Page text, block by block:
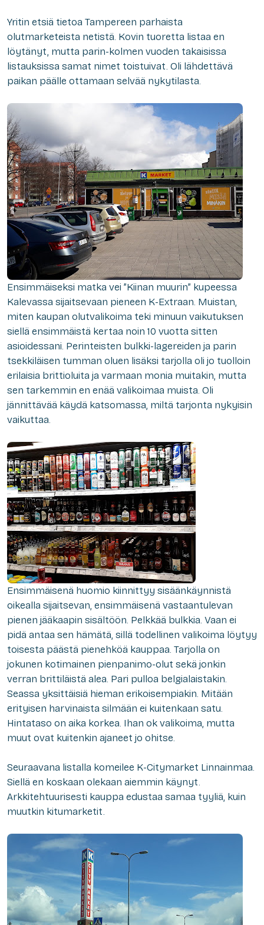
Yritin etsiä tietoa Tampereen parhaista
olutmarketeista netistä. Kovin tuoretta listaa en
löytänyt, mutta parin-kolmen vuoden takaisissa
listauksissa samat nimet toistuivat. Oli lähdettävä
paikan päälle ottamaan selvää nykytilasta.
Ensimmäiseksi matka vei ”Kiinan muurin” kupeessa
Kalevassa sijaitsevaan pieneen K-Extraan. Muistan,
miten kaupan olutvalikoima teki minuun vaikutuksen
siellä ensimmäistä kertaa noin 10 vuotta sitten
asioidessani. Perinteisten bulkki-lagereiden ja parin
tsekkiläisen tumman oluen lisäksi tarjolla oli jo tuolloin
erilaisia brittioluita ja varmaan monia muitakin, mutta
sen tarkemmin en enää valikoimaa muista. Oli
jännittävää käydä katsomassa, miltä tarjonta nykyisin
vaikuttaa.
Ensimmäisenä huomio kiinnittyy sisäänkäynnistä
oikealla sijaitsevan, ensimmäisenä vastaantulevan
pienen jääkaapin sisältöön. Pelkkää bulkkia. Vaan ei
pidä antaa sen hämätä, sillä todellinen valikoima löytyy
toisesta päästä pienehköä kauppaa. Tarjolla on
jokunen kotimainen pienpanimo-olut sekä jonkin
verran brittiläistä alea. Pari pulloa belgialaistakin.
Seassa yksittäisiä hieman erikoisempiakin. Mitään
erityisen harvinaista silmään ei kuitenkaan satu.
Hintataso on aika korkea. Ihan ok valikoima, mutta
muut ovat kuitenkin ajaneet jo ohitse.
Seuraavana listalla komeilee K-Citymarket Linnainmaa.
Siellä en koskaan olekaan aiemmin käynyt.
Arkkitehtuurisesti kauppa edustaa samaa tyyliä, kuin
muutkin kitumarketit.